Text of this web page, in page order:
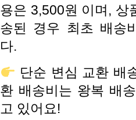
용은 3,500원 이며, 상
송된 경우 최초 배송
다.
단순 변심 교환 배
환 배송비는 왕복 배
고 있어요!